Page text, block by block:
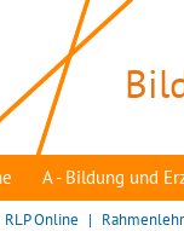
A - Bildung und
Berlin -
RLP Online